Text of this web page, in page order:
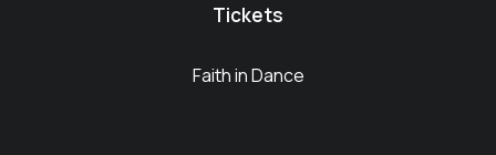
Tickets
Faith in Dance